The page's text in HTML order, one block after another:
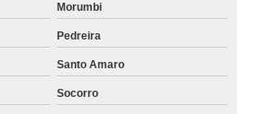
Morumbi
Pedreira
Santo Amaro
Socorro